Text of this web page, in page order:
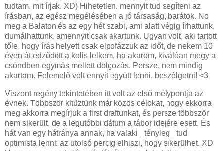
tudtam, mit írjak. XD) Hihetetlen, mennyit tud segíteni az
írásban, az egész megélésében a jó társaság, barátok. No
meg a Balaton és az egy hét szabi, ami alatt végig írhattunk,
dumálhattunk, amennyit csak akartunk. Ugyan volt, aki tartott
tőle, hogy írás helyett csak elpofázzuk az időt, de nekem 10
éven át edződött a kolis lelkem, ha akarom, kiválóan megy a
csöndben egymás mellett dolgozás. Persze, nem mindig
akartam. Felemelő volt ennyit együtt lenni, beszélgetni! <3
Viszont regény tekintetében itt volt az első mélypontja az
évnek. Többször kitűztünk már közös célokat, hogy ekkorra
meg akkorra megírjuk a first draftunkat, és persze többször
nem sikerült, de a legutóbbi dátum a tábor idejére esett. És
hát van egy hátránya annak, ha valaki _tényleg_ tud
optimista lenni: az utolsó percig elhiszi, hogy sikerülhet. XD